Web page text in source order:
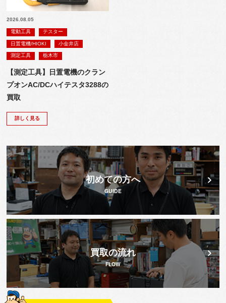
2026.08.05
電動工具 テスター
日置電機/HIOKI 小金井店
測定工具 栃木市
【測定工具】日置電機のクラン
プオンAC/DCハイテスタ3288の
買取
詳しく見る
初めての方へ
GUIDE
買取の流れ
FLOW